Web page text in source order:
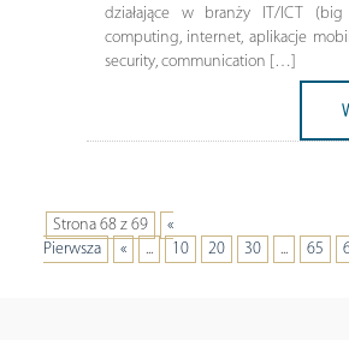
działające w branży IT/ICT (big
computing, internet, aplikacje
security, communication […]
Strona 68 z 69
«
Pierwsza
« ... 10 20 30 ... 65